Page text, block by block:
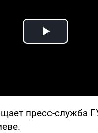
Play
пресс-служба